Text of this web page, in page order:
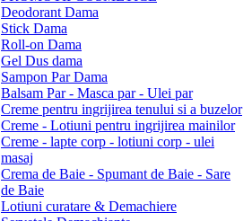
Deodorant Dama
Stick Dama
Roll-on Dama
Gel Dus dama
Sampon Par Dama
Balsam Par - Masca par - Ulei par
Creme pentru ingrijirea tenului si a buzelor
Creme - Lotiuni pentru ingrijirea mainilor
Creme - lapte corp - lotiuni corp - ulei
masaj
Crema de Baie - Spumant de Baie - Sare
de Baie
Lotiuni curatare & Demachiere